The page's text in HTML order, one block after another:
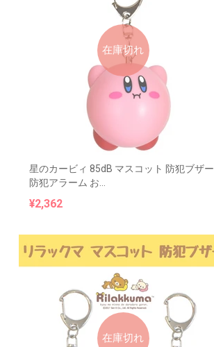
在庫切れ
星のカービィ 85dB マスコット 防犯ブザー
防犯アラーム お...
¥2,362
在庫切れ